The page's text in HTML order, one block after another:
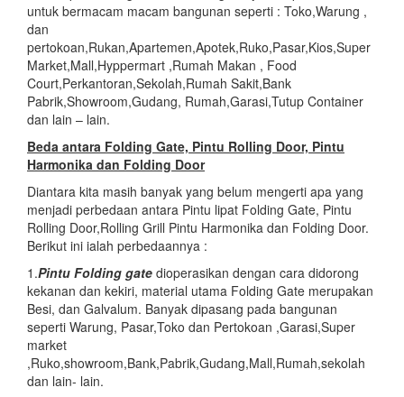
untuk bermacam macam bangunan seperti : Toko,Warung ,
dan
pertokoan,Rukan,Apartemen,Apotek,Ruko,Pasar,Kios,Super
Market,Mall,Hyppermart ,Rumah Makan , Food
Court,Perkantoran,Sekolah,Rumah Sakit,Bank
Pabrik,Showroom,Gudang, Rumah,Garasi,Tutup Container
dan lain – lain.
Beda antara Folding Gate, Pintu Rolling Door, Pintu
Harmonika dan Folding Door
Diantara kita masih banyak yang belum mengerti apa yang
menjadi perbedaan antara Pintu lipat Folding Gate, Pintu
Rolling Door,Rolling Grill Pintu Harmonika dan Folding Door.
Berikut ini ialah perbedaannya :
1.Pintu Folding gate dioperasikan dengan cara didorong
kekanan dan kekiri, material utama Folding Gate merupakan
Besi, dan Galvalum. Banyak dipasang pada bangunan
seperti Warung, Pasar,Toko dan Pertokoan ,Garasi,Super
market
,Ruko,showroom,Bank,Pabrik,Gudang,Mall,Rumah,sekolah
dan lain- lain.